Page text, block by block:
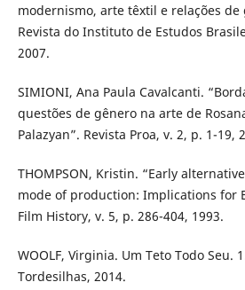
modernismo, arte têxtil e relações de
Revista do Instituto de Estudos
2007.
SIMIONI, Ana Paula Cavalcanti.
questões de gênero na arte de
Palazyan”. Revista Proa, v. 2, p. 1-19,
THOMPSON, Kristin. “Early
mode of production: Implications for
Film History, v. 5, p. 286-404, 1993.
WOOLF, Virginia. Um Teto Todo Seu.
Tordesilhas, 2014.